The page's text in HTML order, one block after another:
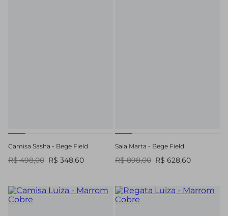
Camisa Sasha - Bege Field
R$ 498,00 R$ 348,60
Saia Marta - Bege Field
R$ 898,00 R$ 628,60